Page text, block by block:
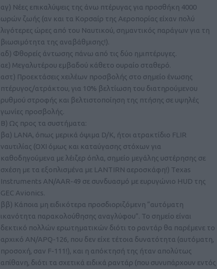
αγ) Νέες επικαλύψεις της άνω πτέρυγας για προσθήκη 4000
ωρών ζωής (αν και τα Κορσαίρ της Αεροπορίας είχαν πολύ
λιγότερες ώρες από του Ναυτικού, σημαντικός παράγων για τη
βιωσιμότητα της αναβάθμισης!).
αδ) Φθορείς άντωσης πάνω από τις δύο ημιπτέρυγες.
αε) Μεγαλυτέρου εμβαδού κάθετο ουραίο σταθερό.
αστ) Προεκτάσεις χειλέων προσβολής στο σημείο ένωσης
πτέρυγος/ατράκτου, για 10% βελτίωση του διατηρούμενου
ρυθμού στροφής και βελτιστοποίηση της πτήσης σε υψηλές
γωνίες προσβολής.
Β) Ως προς τα συστήματα:
βα) LANA, όπως μερικά όψιμα D/K, ήτοι ατρακτίδιο FLIR
ναυτιλίας (ΟΧΙ όμως και καταύγασης στόχων για
καθοδηγούμενα με λέιζερ όπλα, σημείο μεγάλης υστέρησης σε
σχέση με τα εξοπλισμένα με LANTIRN αεροσκάφη!) Texas
Instruments AN/AAR-49 σε συνδυασμό με ευρυγώνιο HUD της
GEC Avionics.
ββ) Κάποια μη ειδικότερα προσδιοριζόμενη “αυτόματη
ικανότητα παρακολούθησης αναγλύφου”. Το σημείο είναι
δεκτικό πολλών ερωτηματικών διότι το ραντάρ θα παρέμενε το
αρχικό AN/APQ-126, που δεν είχε τέτοια δυνατότητα (αυτόματη,
προσοχή, σαν F-111!), και η απόκτησή της ήταν απολύτως
απίθανη, διότι τα σχετικά ειδικά ραντάρ (που συνυπάρχουν εντός